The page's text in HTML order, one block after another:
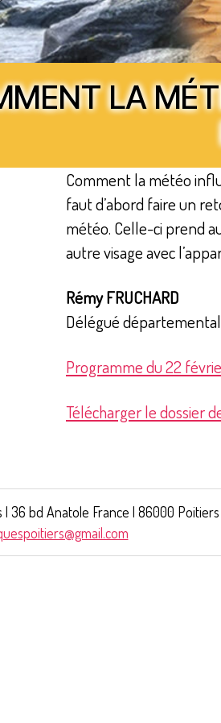
LA
Comment la météo
faut d’abord faire un
météo. Celle-ci prend
autre visage avec
Rémy FRUCHARD
Délégué
Programme du 22
Télécharger le dossier
| 36 bd Anatole France | 86000 Poitiers